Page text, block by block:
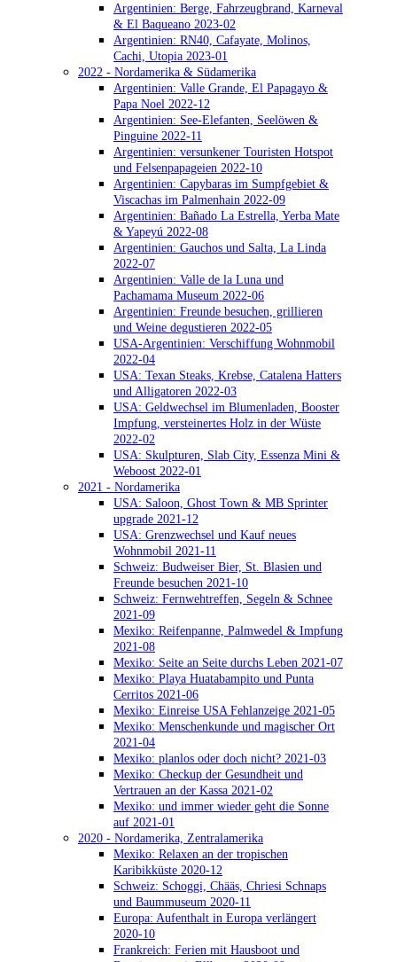
Argentinien: Berge, Fahrzeugbrand, Karneval
& El Baqueano 2023-02
Argentinien: RN40, Cafayate, Molinos,
Cachi, Utopia 2023-01
2022 - Nordamerika & Südamerika
Argentinien: Valle Grande, El Papagayo &
Papa Noel 2022-12
Argentinien: See-Elefanten, Seelöwen &
Pinguine 2022-11
Argentinien: versunkener Touristen Hotspot
und Felsenpapageien 2022-10
Argentinien: Capybaras im Sumpfgebiet &
Viscachas im Palmenhain 2022-09
Argentinien: Bañado La Estrella, Yerba Mate
& Yapeyú 2022-08
Argentinien: Gauchos und Salta, La Linda
2022-07
Argentinien: Valle de la Luna und
Pachamama Museum 2022-06
Argentinien: Freunde besuchen, grillieren
und Weine degustieren 2022-05
USA-Argentinien: Verschiffung Wohnmobil
2022-04
USA: Texan Steaks, Krebse, Catalena Hatters
und Alligatoren 2022-03
USA: Geldwechsel im Blumenladen, Booster
Impfung, versteinertes Holz in der Wüste
2022-02
USA: Skulpturen, Slab City, Essenza Mini &
Weboost 2022-01
2021 - Nordamerika
USA: Saloon, Ghost Town & MB Sprinter
upgrade 2021-12
USA: Grenzwechsel und Kauf neues
Wohnmobil 2021-11
Schweiz: Budweiser Bier, St. Blasien und
Freunde besuchen 2021-10
Schweiz: Fernwehtreffen, Segeln & Schnee
2021-09
Mexiko: Reifenpanne, Palmwedel & Impfung
2021-08
Mexiko: Seite an Seite durchs Leben 2021-07
Mexiko: Playa Huatabampito und Punta
Cerritos 2021-06
Mexiko: Einreise USA Fehlanzeige 2021-05
Mexiko: Menschenkunde und magischer Ort
2021-04
Mexiko: planlos oder doch nicht? 2021-03
Mexiko: Checkup der Gesundheit und
Vertrauen an der Kassa 2021-02
Mexiko: und immer wieder geht die Sonne
auf 2021-01
2020 - Nordamerika, Zentralamerika
Mexiko: Relaxen an der tropischen
Karibikküste 2020-12
Schweiz: Schoggi, Chääs, Chriesi Schnaps
und Baummuseum 2020-11
Europa: Aufenthalt in Europa verlängert
2020-10
Frankreich: Ferien mit Hausboot und